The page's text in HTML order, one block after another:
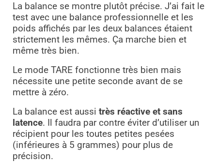
La balance se montre plutôt précise. J’ai fait le
test avec une balance professionnelle et les
poids affichés par les deux balances étaient
strictement les mêmes. Ça marche bien et
même très bien.
Le mode TARE fonctionne très bien mais
nécessite une petite seconde avant de se
mettre à zéro.
La balance est aussi très réactive et sans
latence. Il faudra par contre éviter d’utiliser un
récipient pour les toutes petites pesées
(inférieures à 5 grammes) pour plus de
précision.